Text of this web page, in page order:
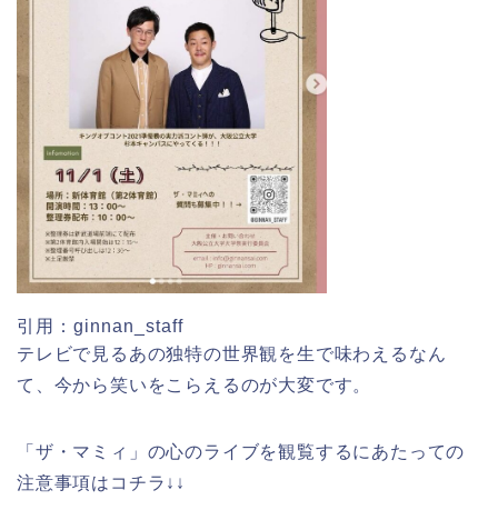
引用：ginnan_staff
テレビで見るあの独特の世界観を生で味わえるなん
て、今から笑いをこらえるのが大変です。
「ザ・マミィ」の心のライブを観覧するにあたっての
注意事項はコチラ↓↓